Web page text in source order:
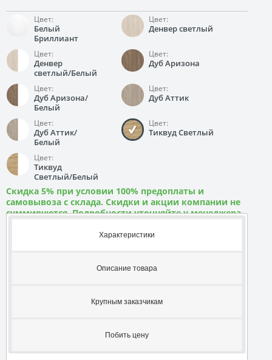
Цвет:
Белый
Бриллиант
Цвет:
Денвер светлый
Цвет:
Денвер
светлый/Белый
Цвет:
Дуб Аризона
Цвет:
Дуб Аризона/
Белый
Цвет:
Дуб Аттик
Цвет:
Дуб Аттик/
Белый
Цвет:
Тиквуд Светлый
Цвет:
Тиквуд
Светлый/Белый
Скидка 5% при условии 100% предоплаты и
самовывоза с склада. Скидки и акции компании не
суммируются. Подробности уточняйте у менеджера
Характеристики
Описание товара
Крупным заказчикам
Побить цену